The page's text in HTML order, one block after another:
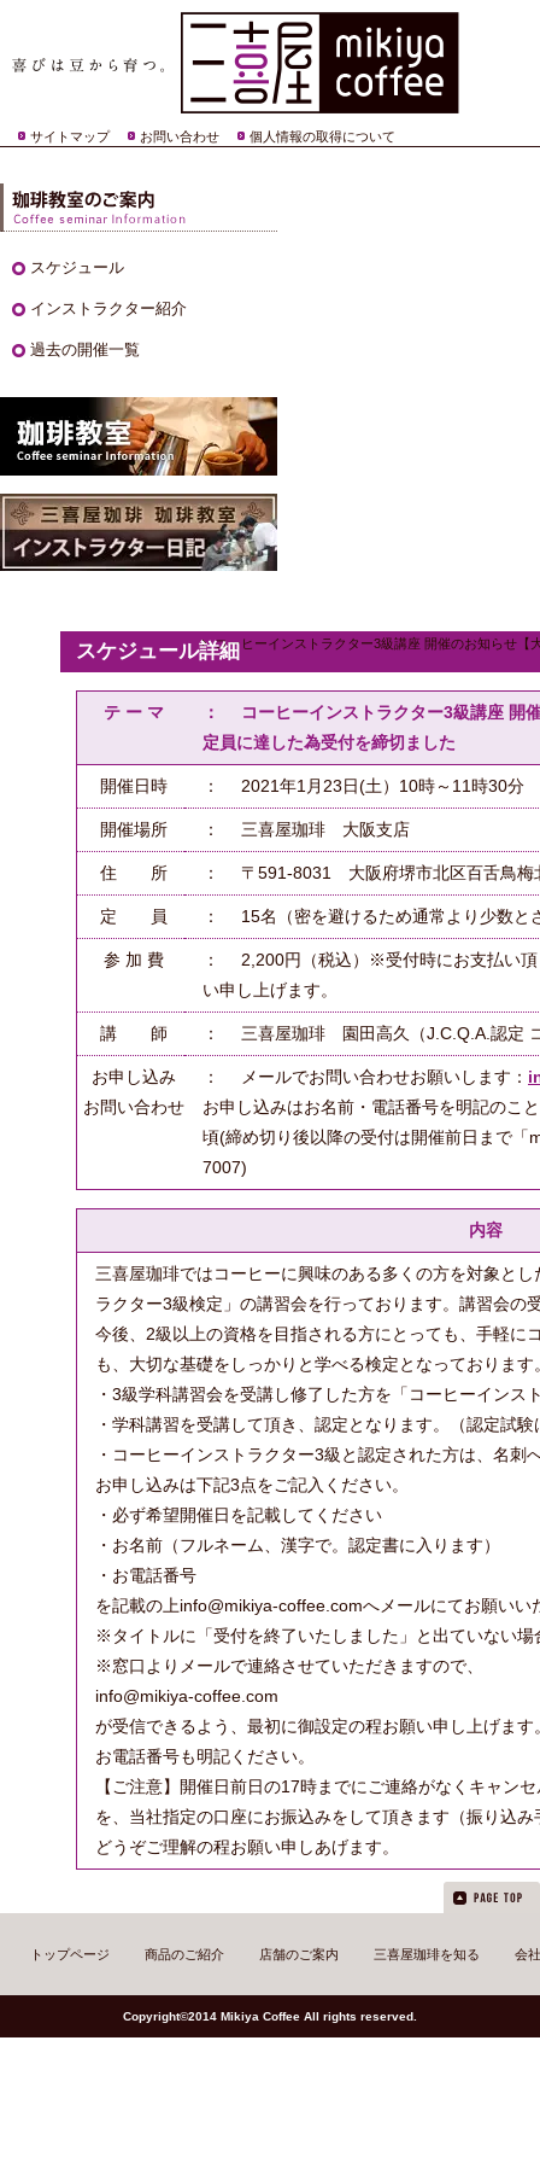
サイトマップ お問い合わせ 個人情報の取得について
コーヒーインストラクター3級講座 開催のお知らせ
スケジュール詳細
テ ー マ
： コーヒーインストラクター3級講座 開
定員に達した為受付を締切ました
開催日時 ： 2021年1月23日(土）10時～11時30分
開催場所 ： 三喜屋珈琲 大阪支店
住 所 ： 〒591-8031 大阪府堺市北区百舌鳥
定 員 ： 15名（密を避けるため通常より少数と
参 加 費
： 2,200円（税込）※受付時にお支払い頂
い申し上げます。
講 師 ： 三喜屋珈琲 園田高久（J.C.Q.A.認定
お申し込み
お問い合わせ
： メールでお問い合わせお願いします：
お申し込みはお名前・電話番号を明記の
頃(締め切り後以降の受付は開催前日まで
7007)
内容
三喜屋珈琲ではコーヒーに興味のある多くの方を対象と
ラクター3級検定」の講習会を行っております。講習会の
今後、2級以上の資格を目指される方にとっても、手軽に
も、大切な基礎をしっかりと学べる検定となっております
・3級学科講習会を受講し修了した方を「コーヒーイン
・学科講習を受講して頂き、認定となります。（認定試
・コーヒーインストラクター3級と認定された方は、名刺
お申し込みは下記3点をご記入ください。
・必ず希望開催日を記載してください
・お名前（フルネーム、漢字で。認定書に入ります）
・お電話番号
を記載の上info@mikiya-coffee.comへメールにてお願いい
※タイトルに「受付を終了いたしました」と出ていない場
※窓口よりメールで連絡させていただきますので、
info@mikiya-coffee.com
が受信できるよう、最初に御設定の程お願い申し上げます
お電話番号も明記ください。
【ご注意】開催日前日の17時までにご連絡がなくキャン
を、当社指定の口座にお振込みをして頂きます（振り込
どうぞご理解の程お願い申しあげます。
スケジュール
インストラクター紹介
過去の開催一覧
トップページ 商品のご紹介 店舗のご案内 三喜屋珈琲を知る 会
Copyright©2014 Mikiya Coffee All rights reserved.